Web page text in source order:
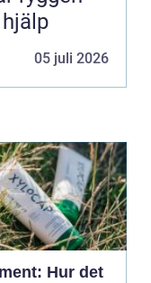
05 juli 2026
Hur det